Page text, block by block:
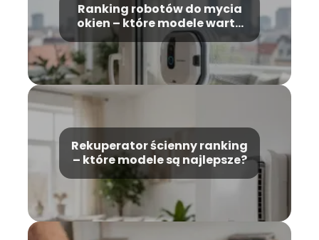
Ranking robotów do mycia
okien – które modele warto
kupić?
Rekuperator ścienny ranking
– które modele są najlepsze?